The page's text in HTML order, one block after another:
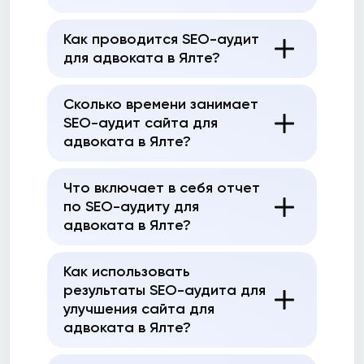
Как проводится SEO-аудит
для адвоката в Ялте?
Сколько времени занимает
SEO-аудит сайта для
адвоката в Ялте?
Что включает в себя отчет
по SEO-аудиту для
адвоката в Ялте?
Как использовать
результаты SEO-аудита для
улучшения сайта для
адвоката в Ялте?